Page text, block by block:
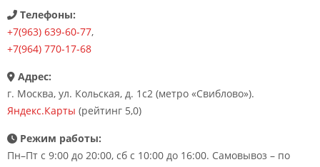
Телефоны:
+7(963) 639-60-77,
+7(964) 770-17-68
Адрес:
г. Москва, ул. Кольская, д. 1с2 (метро «Свиблово»).
Яндекс.Карты (рейтинг 5,0)
Режим работы:
Пн–Пт с 9:00 до 20:00, сб с 10:00 до 16:00. Самовывоз – по